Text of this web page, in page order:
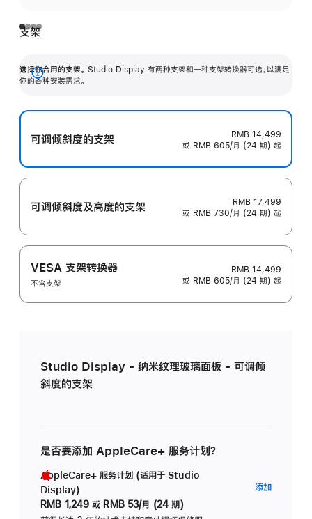
支架
选择你合用的支架。 Studio Display 有两种支架和一种支架转换器可选，以满足
你的各种安装需求。
展
可调倾斜度的支架
RMB 14,499
或 RMB 605/月 (24 期) 起
可调倾斜度及高‍度的支‍架
RMB 17,499
或 RMB 730/月 (24 期) 起
VESA 支架转换器
不含支架
RMB 14,499
或 RMB 605/月 (24 期) 起
Studio Display - 纳米纹理玻璃面板 - 可调倾
斜度的支架
是否要添加 AppleCare+ 服务计划？
AppleCare+ 服务计划 (适用于 Studio
Display)
RMB 1,249 或 RMB 53/月 (24 期)
添加